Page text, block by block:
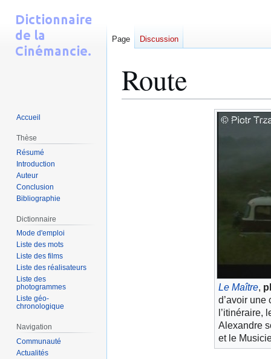
Route
Le Maître,
d’avoir une
l’itinéraire,
Alexandre
et le
Page Discussion
Accueil
Thèse
Résumé
Introduction
Auteur
Conclusion
Bibliographie
Dictionnaire
Mode d'emploi
Liste des mots
Liste des films
Liste des réalisateurs
Liste des
photogrammes
Liste géo-
chronologique
Navigation
Communauté
Actualités